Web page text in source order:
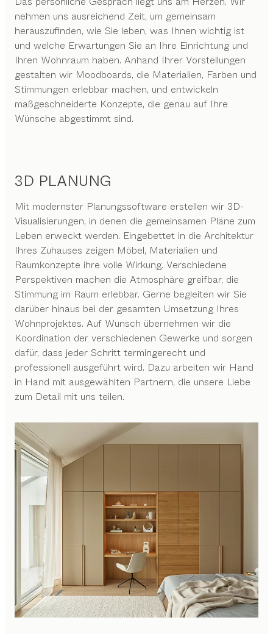
nehmen uns ausreichend Zeit, um gemeinsam
herauszufinden, wie Sie leben, was Ihnen wichtig ist
und welche Erwartungen Sie an Ihre Einrichtung und
Ihren Wohnraum haben. Anhand Ihrer Vorstellungen
gestalten wir Moodboards, die Materialien, Farben und
Stimmungen erlebbar machen, und entwickeln
maßgeschneiderte Konzepte, die genau auf Ihre
Wünsche abgestimmt sind.
3D PLANUNG
Mit modernster Planungssoftware erstellen wir 3D-
Visualisierungen, in denen die gemeinsamen Pläne zum
Leben erweckt werden. Eingebettet in die Architektur
Ihres Zuhauses zeigen Möbel, Materialien und
Raumkonzepte ihre volle Wirkung. Verschiedene
Perspektiven machen die Atmosphäre greifbar, die
Stimmung im Raum erlebbar. Gerne begleiten wir Sie
darüber hinaus bei der gesamten Umsetzung Ihres
Wohnprojektes. Auf Wunsch übernehmen wir die
Koordination der verschiedenen Gewerke und sorgen
dafür, dass jeder Schritt termingerecht und
professionell ausgeführt wird. Dazu arbeiten wir Hand
in Hand mit ausgewählten Partnern, die unsere Liebe
zum Detail mit uns teilen.